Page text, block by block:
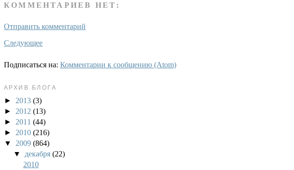
КОММЕНТАРИЕВ НЕТ:
Отправить комментарий
Следующее
Подписаться на: Комментарии к сообщению (Atom)
АРХИВ БЛОГА
► 2013 (3)
► 2012 (13)
► 2011 (44)
► 2010 (216)
▼ 2009 (864)
▼ декабря(22)
2010